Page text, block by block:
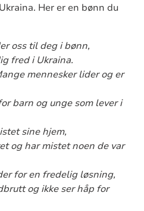
Her er en bønn du
oss til deg i bønn,
fred i Ukraina.
mennesker lider og er
barn og unge som lever i
sine hjem,
og har mistet noen de var
for en fredelig løsning,
og ikke ser håp for